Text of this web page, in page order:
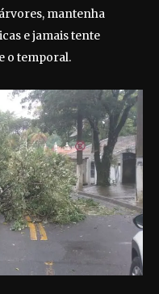
mantenha
e jamais tente
o temporal.